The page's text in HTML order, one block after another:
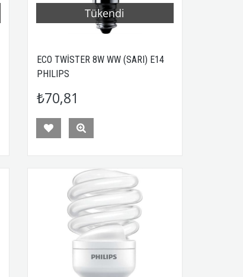
Tükendi
ECO TWİSTER 8W WW (SARI) E14
PHILIPS
₺70,81